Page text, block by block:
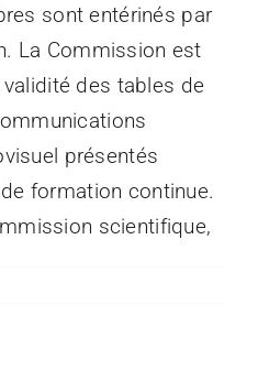
sont entérinés par
La Commission est
des tables de
présentés
formation continue.
scientifique,